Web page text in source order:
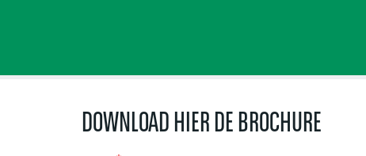
DOWNLOAD HIER DE BROCHURE